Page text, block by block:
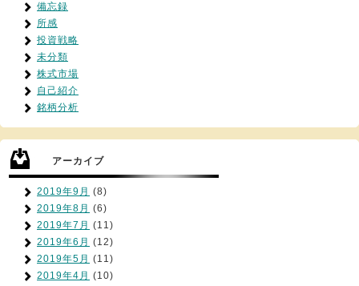
備忘録
所感
投資戦略
未分類
株式市場
自己紹介
銘柄分析
アーカイブ
2019年9月 (8)
2019年8月 (6)
2019年7月 (11)
2019年6月 (12)
2019年5月 (11)
2019年4月 (10)